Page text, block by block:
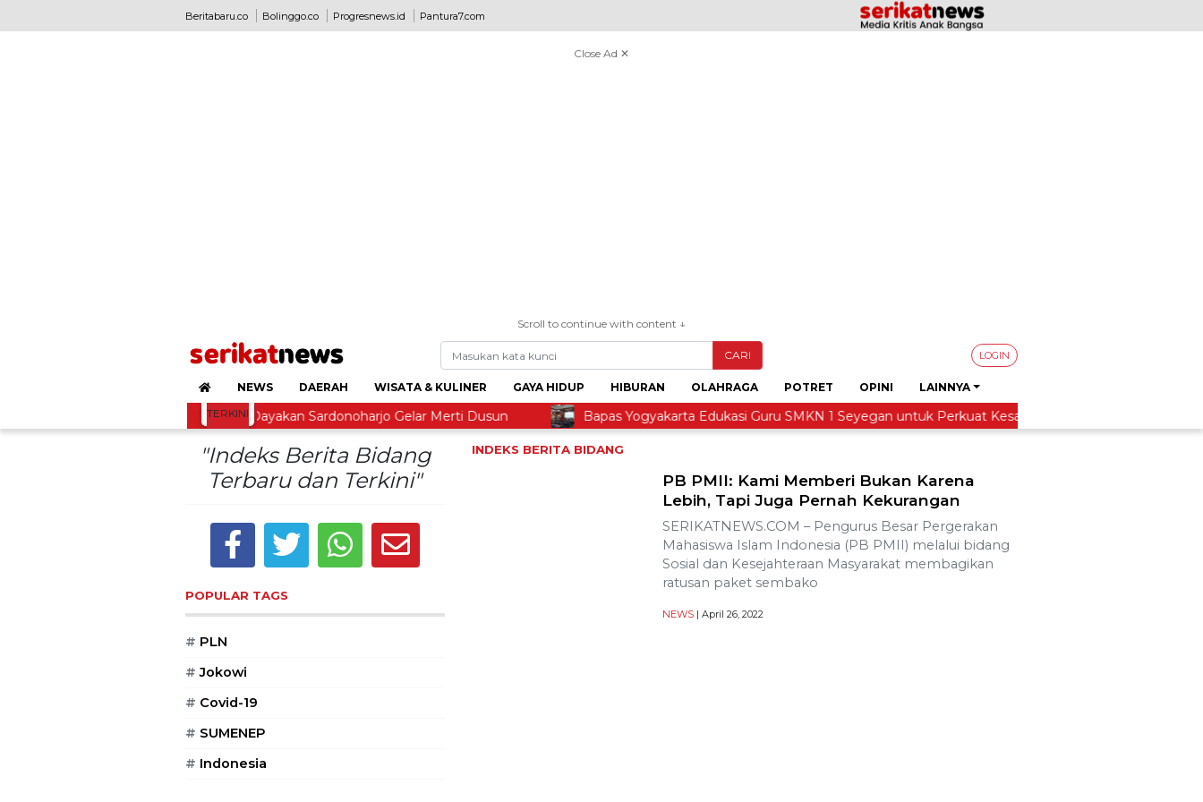
Beritabaru.co Bolinggo.co Progresnews.id Pantura7.com
Close Ad ✕
Scroll to continue with content ↓
CARI LOGIN
NEWS DAERAH WISATA & KULINER GAYA HIDUP HIBURAN OLAHRAGA POTRET OPINI
LAINNYA
TERKINI
Lestarikan Tradisi Leluhur, Warga Dayakan Sardonoharjo Gelar Merti Dusun Bapas Yogyakarta Edukasi Guru SMKN 1 Seyegan untuk Perkuat Kesadaran Hukum
INDEKS BERITA BIDANG
PB PMII: Kami Memberi Bukan Karena
Lebih, Tapi Juga Pernah Kekurangan
SERIKATNEWS.COM – Pengurus Besar Pergerakan
Mahasiswa Islam Indonesia (PB PMII) melalui bidang
Sosial dan Kesejahteraan Masyarakat membagikan
ratusan paket sembako
NEWS | April 26, 2022
"Indeks Berita Bidang
Terbaru dan Terkini"
POPULAR TAGS
# PLN
# Jokowi
# Covid-19
# SUMENEP
# Indonesia